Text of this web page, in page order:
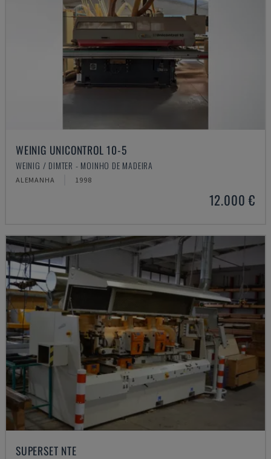
WEINIG UNICONTROL 10-5
WEINIG / DIMTER - MOINHO DE MADEIRA
ALEMANHA 1998
12.000 €
SUPERSET NTE